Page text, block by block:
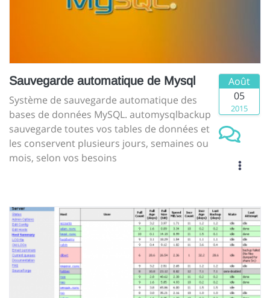
Sauvegarde automatique de Mysql
Système de sauvegarde automatique des
bases de données MySQL. automysqlbackup
sauvegarde toutes vos tables de données et
les conservent plusieurs jours, semaines ou
mois, selon vos besoins
Août
05
2015